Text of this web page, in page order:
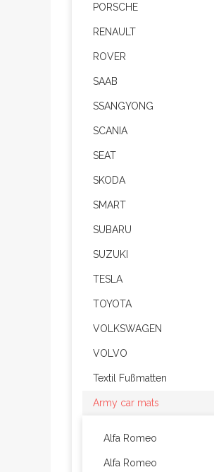
PORSCHE
RENAULT
ROVER
SAAB
SSANGYONG
SCANIA
SEAT
SKODA
SMART
SUBARU
SUZUKI
TESLA
TOYOTA
VOLKSWAGEN
VOLVO
Textil Fußmatten
Army car mats
Alfa Romeo
Alfa Romeo